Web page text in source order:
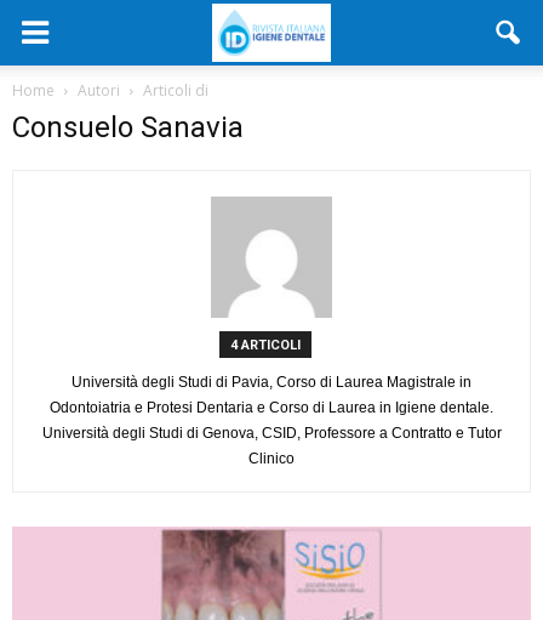
Home Autori Articoli di
Consuelo Sanavia
4 ARTICOLI
Università degli Studi di Pavia, Corso di Laurea Magistrale in
Odontoiatria e Protesi Dentaria e Corso di Laurea in Igiene dentale.
Università degli Studi di Genova, CSID, Professore a Contratto e Tutor
Clinico